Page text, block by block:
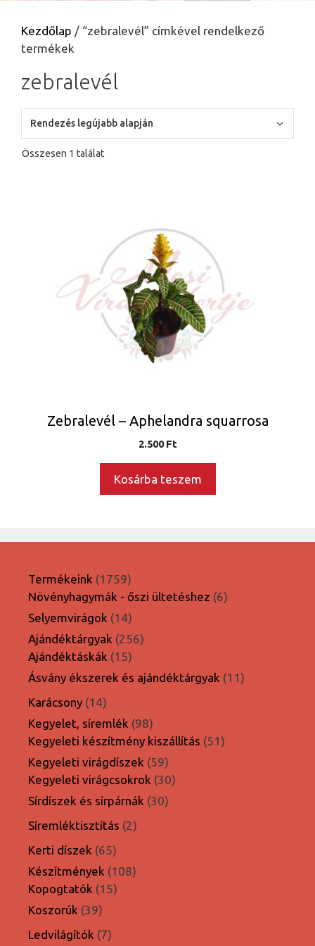
Kezdőlap / “zebralevél” címkével rendelkező
termékek
zebralevél
Összesen 1 találat
Zebralevél – Aphelandra squarrosa
2.500Ft
Kosárba teszem
Termékeink 17591759
termék
Növényhagymák - őszi ültetéshez 66
Selyemvirágok 1414
termék
Ajándéktárgyak 256256
Ajándéktáskák 1515
termék
Ásvány ékszerek és ajándéktárgyak 1111
Karácsony 1414
termék
Kegyelet, síremlék 9898
termék
Kegyeleti készítmény kiszállítás 5151
Kegyeleti virágdíszek 5959
termék
Kegyeleti virágcsokrok 3030
Sírdíszek és sírpárnák 3030
Síremléktisztítás 22
Kerti díszek 6565
termék
Készítmények 108108
Kopogtatók 1515
Koszorúk 3939
termék
Ledvilágítók 77